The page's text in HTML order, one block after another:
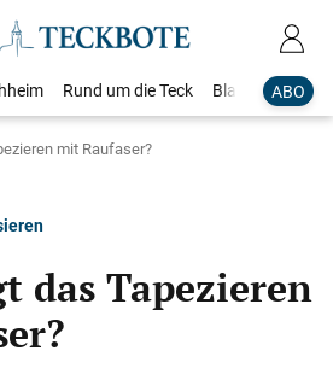
ABO
Rund um die Teck Blaulicht
mit Raufaser?
das Tapezieren